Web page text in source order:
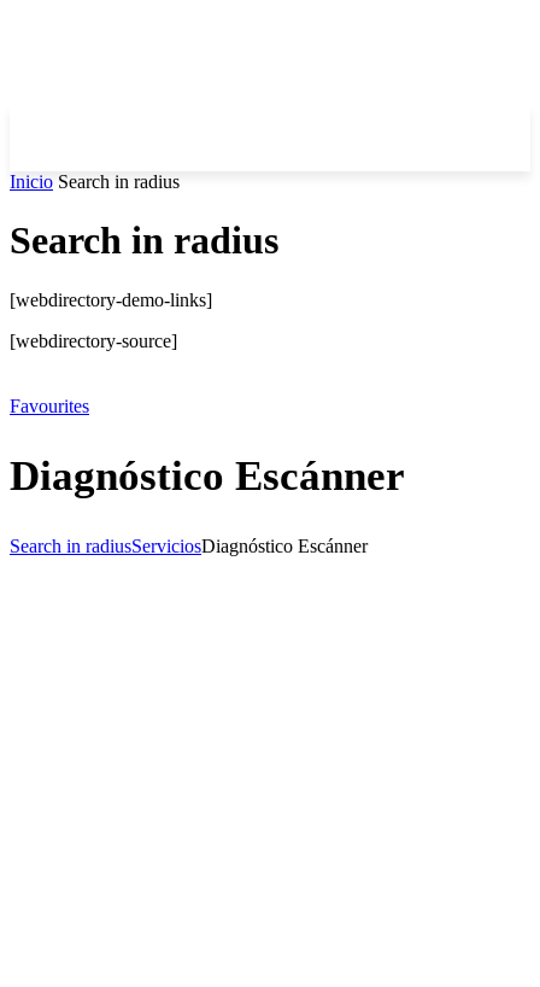
Inicio Search in radius
Search in radius
[webdirectory-demo-links]
[webdirectory-source]
Favourites
Diagnóstico Escánner
Search in radiusServiciosDiagnóstico Escánner